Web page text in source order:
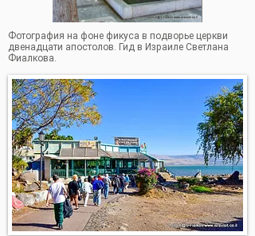
Фотография на фоне фикуса в подворье церкви
двенадцати апостолов. Гид в Израиле Светлана
Фотография на фоне фикуса в подворье церкви
двенадцати апостолов. Гид в Израиле Светлана
Фиалкова.